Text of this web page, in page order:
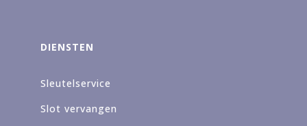
DIENSTEN
Sleutelservice
Slot vervangen